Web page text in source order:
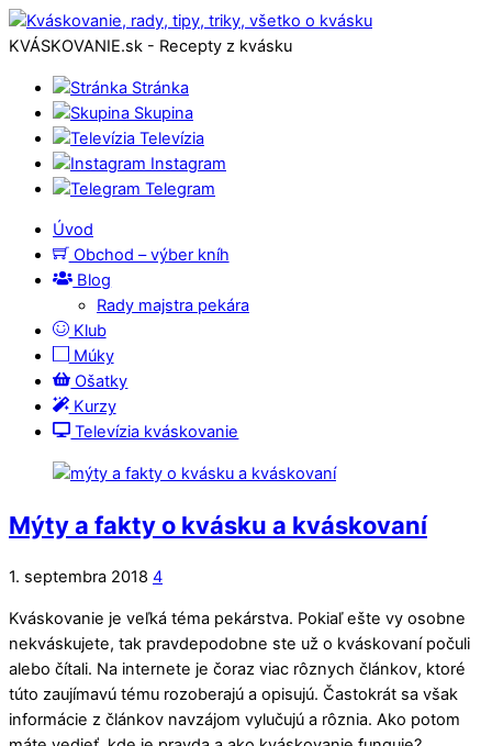
KVÁSKOVANIE.sk - Recepty z kvásku
Stránka
Skupina
Televízia
Instagram
Telegram
Úvod
Obchod – výber kníh
Blog
Rady majstra pekára
Klub
Múky
Ošatky
Kurzy
Televízia kváskovanie
Mýty a fakty o kvásku a kváskovaní
1. septembra 2018 4
Kváskovanie je veľká téma pekárstva. Pokiaľ ešte vy osobne
nekváskujete, tak pravdepodobne ste už o kváskovaní počuli
alebo čítali. Na internete je čoraz viac rôznych článkov, ktoré
túto zaujímavú tému rozoberajú a opisujú. Častokrát sa však
informácie z článkov navzájom vylučujú a rôznia. Ako potom